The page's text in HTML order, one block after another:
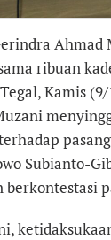
ribuan
Kamis
Subianto-
berkontestasi